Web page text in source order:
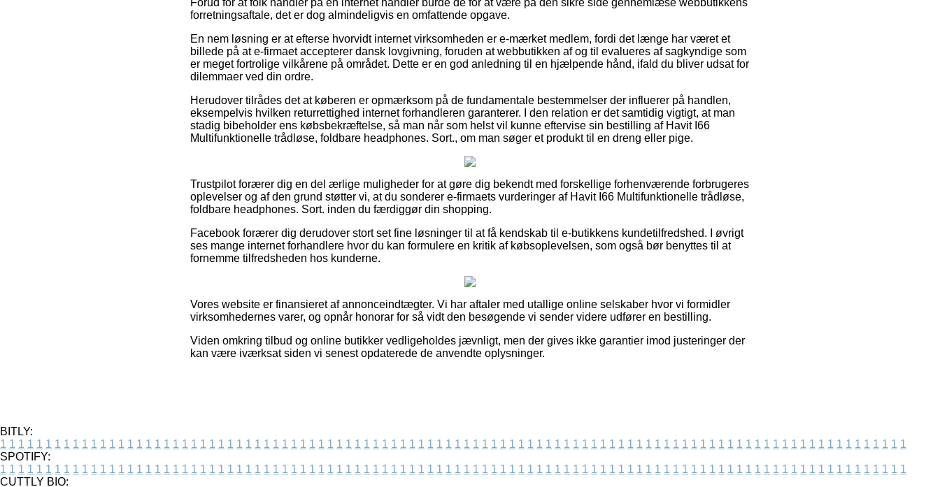
forretningsaftale, det er dog almindeligvis en omfattende opgave.
En nem løsning er at efterse hvorvidt internet virksomheden er e-mærket medlem, fordi det længe har været et
billede på at e-firmaet accepterer dansk lovgivning, foruden at webbutikken af og til evalueres af sagkyndige som
er meget fortrolige vilkårene på området. Dette er en god anledning til en hjælpende hånd, ifald du bliver udsat for
dilemmaer ved din ordre.
Herudover tilrådes det at køberen er opmærksom på de fundamentale bestemmelser der influerer på handlen,
eksempelvis hvilken returrettighed internet forhandleren garanterer. I den relation er det samtidig vigtigt, at man
stadig bibeholder ens købsbekræftelse, så man når som helst vil kunne eftervise sin bestilling af Havit I66
Multifunktionelle trådløse, foldbare headphones. Sort., om man søger et produkt til en dreng eller pige.
Trustpilot forærer dig en del ærlige muligheder for at gøre dig bekendt med forskellige forhenværende forbrugeres
oplevelser og af den grund støtter vi, at du sonderer e-firmaets vurderinger af Havit I66 Multifunktionelle trådløse,
foldbare headphones. Sort. inden du færdiggør din shopping.
Facebook forærer dig derudover stort set fine løsninger til at få kendskab til e-butikkens kundetilfredshed. I øvrigt
ses mange internet forhandlere hvor du kan formulere en kritik af købsoplevelsen, som også bør benyttes til at
fornemme tilfredsheden hos kunderne.
Vores website er finansieret af annonceindtægter. Vi har aftaler med utallige online selskaber hvor vi formidler
virksomhedernes varer, og opnår honorar for så vidt den besøgende vi sender videre udfører en bestilling.
Viden omkring tilbud og online butikker vedligeholdes jævnligt, men der gives ikke garantier imod justeringer der
kan være iværksat siden vi senest opdaterede de anvendte oplysninger.
BITLY:
1 1 1 1 1 1 1 1 1 1 1 1 1 1 1 1 1 1 1 1 1 1 1 1 1 1 1 1 1 1 1 1 1 1 1 1 1 1 1 1 1 1 1 1 1 1 1 1 1 1 1 1 1 1 1 1 1 1 1 1 1 1 1 1 1 1 1 1 1 1 1 1 1 1 1 1 1 1 1 1 1 1 1 1 1 1 1 1 1 1 1 1 1 1 1 1 1 1 1 1
SPOTIFY:
1 1 1 1 1 1 1 1 1 1 1 1 1 1 1 1 1 1 1 1 1 1 1 1 1 1 1 1 1 1 1 1 1 1 1 1 1 1 1 1 1 1 1 1 1 1 1 1 1 1 1 1 1 1 1 1 1 1 1 1 1 1 1 1 1 1 1 1 1 1 1 1 1 1 1 1 1 1 1 1 1 1 1 1 1 1 1 1 1 1 1 1 1 1 1 1 1 1 1 1
CUTTLY BIO: